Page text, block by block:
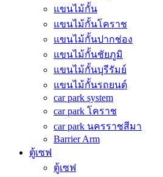
แขนไม้กั้น
แขนไม้กั้นโคราช
แขนไม้กั้นปากช่อง
แขนไม้กั้นชัยภูมิ
แขนไม้กั้นบุรีรัมย์
แขนไม้กั้นรถยนต์
car park system
car park โคราช
car park นครราชสีมา
Barrier Arm
ตู้เซฟ
ตู้เซฟ